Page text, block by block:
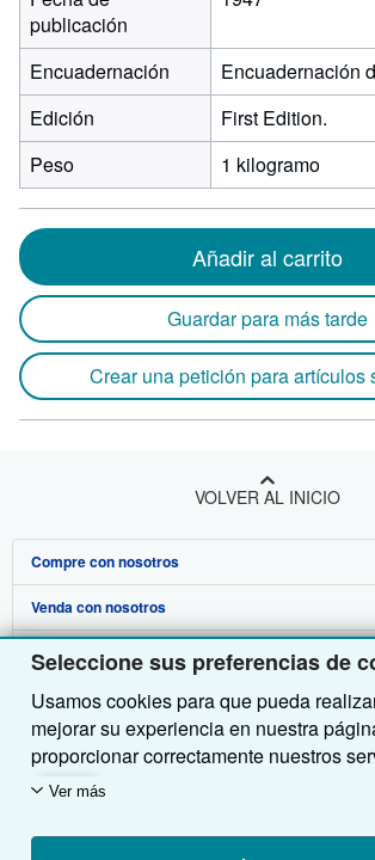
Seleccione sus preferencias de
Usamos cookies para que pueda
mejorar su experiencia en nuestra
proporcionar correctamente nuestros
utilizamos cookies para comprender el
midiendo las visitas al sitio) y así poder
Ver más
publicación
Encuadernación
Encuadernación
Edición
First Edition.
Peso
1 kilogramo
Añadir al carrito
Guardar para más tarde
Crear una petición para artículos
VOLVER AL INICIO
Compre con nosotros
Búsqueda avanzada
Colecciones
Mi cuenta
Mis pedidos
Ver carrito
Venda con nosotros
Comenzar a vender
Únase a nuestro programa de afiliados
Recomiende un vendedor
Sobre nosotros
Sobre IberLibro
Medios
Empleo
Política de Privacidad
Obtener Ayuda
Preguntas frecuentes y guías
Atención al Cliente
Otras compañías de AbeBooks
AbeBooks.com
AbeBooks.co.uk
Siga a IberLibro